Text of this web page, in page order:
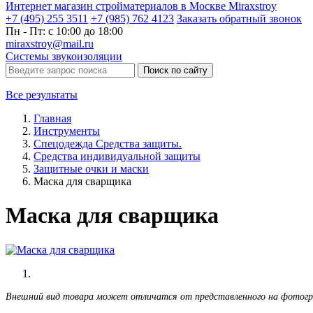
Интернет магазин стройматериалов в Москве Miraxstroy
+7 (495) 255 3511 +7 (985) 762 4123 Заказать обратный звонок
Пн - Пт: с 10:00 до 18:00
miraxstroy@mail.ru
Системы звукоизоляции
Поиск по сайту
Все результаты
Главная
Инструменты
Спецодежда Средства защиты.
Средства индивидуальной защиты
Защитные очки и маски
Маска для сварщика
Маска для сварщика
Внешний вид товара может отличатся от представленного на